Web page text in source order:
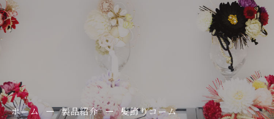
ホーム 製品紹介 髪飾りコーム